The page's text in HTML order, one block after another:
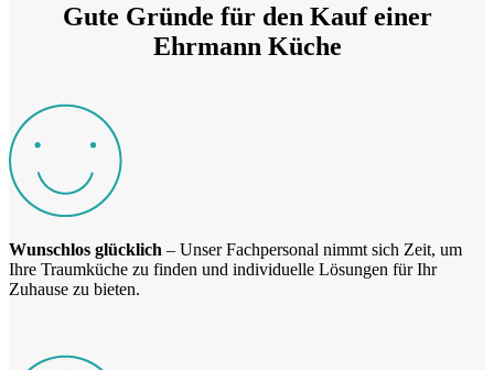
Gute Gründe für den Kauf einer
Ehrmann Küche
Wunschlos glücklich – Unser Fachpersonal nimmt sich Zeit, um
Ihre Traumküche zu finden und individuelle Lösungen für Ihr
Zuhause zu bieten.